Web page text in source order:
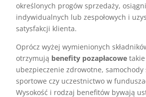
określonych progów sprzedaży,
indywidualnych lub zespołowych i
satysfakcji klienta.
Oprócz wyżej wymienionych
otrzymują benefity pozapłacowe
ubezpieczenie zdrowotne, samochody
sportowe czy uczestnictwo w
Wysokość i rodzaj benefitów bywają